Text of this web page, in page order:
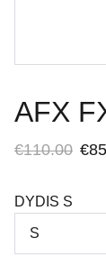
AFX
€110.00
DYDIS S